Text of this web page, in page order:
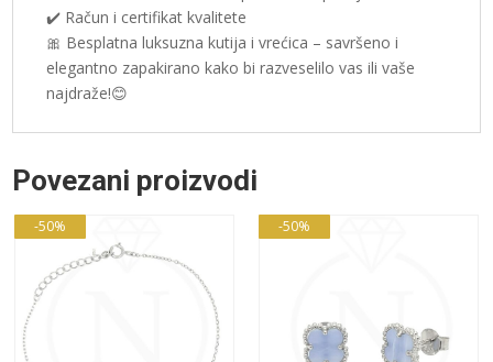
✔️ Račun i certifikat kvalitete
🎀 Besplatna luksuzna kutija i vrećica – savršeno i
elegantno zapakirano kako bi razveselilo vas ili vaše
najdraže!😊
Povezani proizvodi
-50% -50%